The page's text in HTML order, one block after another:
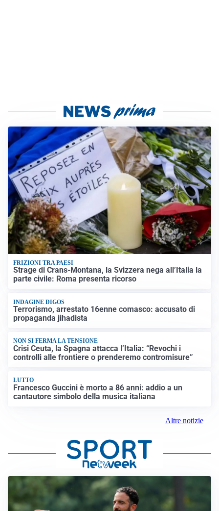
FRIZIONI TRA PAESI
Strage di Crans-Montana, la Svizzera nega all’Italia la
parte civile: Roma presenta ricorso
INDAGINE DIGOS
Terrorismo, arrestato 16enne comasco: accusato di
propaganda jihadista
NON SI FERMA LA TENSIONE
Crisi Ceuta, la Spagna attacca l’Italia: “Revochi i
controlli alle frontiere o prenderemo contromisure”
LUTTO
Francesco Guccini è morto a 86 anni: addio a un
cantautore simbolo della musica italiana
Altre notizie